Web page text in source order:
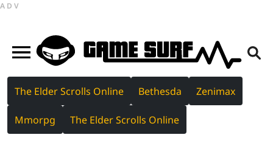
ADV
The Elder Scrolls Online Bethesda Zenimax
Mmorpg The Elder Scrolls Online